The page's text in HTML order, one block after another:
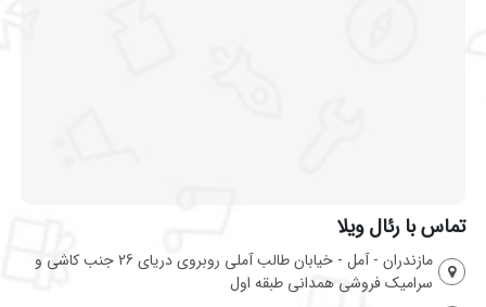
تماس با رئال ویلا
مازندران - آمل - خیابان طالب آملی روبروی دریای 26 جنب کاشی و
سرامیک فروشی همدانی طبقه اول